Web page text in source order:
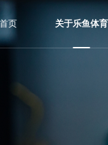
首页 关于乐鱼体育